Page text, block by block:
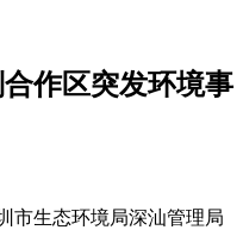
作区突发环境事
市生态环境局深汕管理局